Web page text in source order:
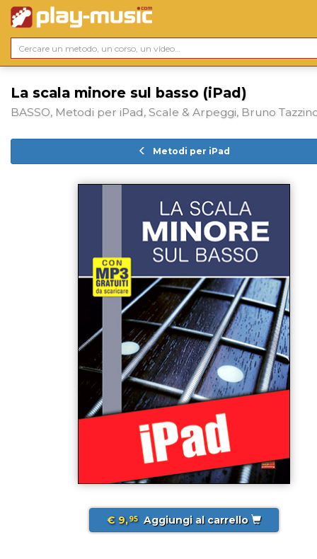
La scala minore sul basso (iPad)
BASSO, Metodi per iPad, Scale & Arpeggi, Bruno
Metodi per iPad
€ 9,95 Aggiungi al carrello